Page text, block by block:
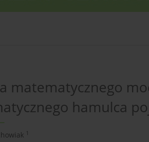
matematycznego
hamulca
1